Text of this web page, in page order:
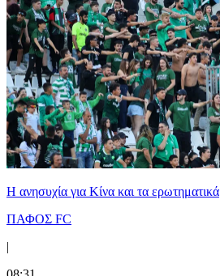
Η ανησυχία για Κίνα και τα ερωτηματικά
ΠΑΦΟΣ FC
|